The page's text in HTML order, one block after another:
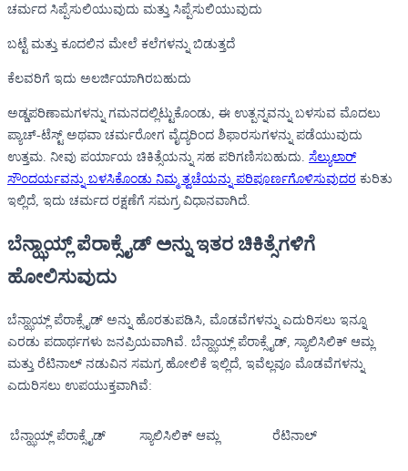
ಚರ್ಮದ ಸಿಪ್ಪೆಸುಲಿಯುವುದು ಮತ್ತು ಸಿಪ್ಪೆಸುಲಿಯುವುದು
ಬಟ್ಟೆ ಮತ್ತು ಕೂದಲಿನ ಮೇಲೆ ಕಲೆಗಳನ್ನು ಬಿಡುತ್ತದೆ
ಕೆಲವರಿಗೆ ಇದು ಅಲರ್ಜಿಯಾಗಿರಬಹುದು
ಅಡ್ಡಪರಿಣಾಮಗಳನ್ನು ಗಮನದಲ್ಲಿಟ್ಟುಕೊಂಡು, ಈ ಉತ್ಪನ್ನವನ್ನು ಬಳಸುವ ಮೊದಲು
ಪ್ಯಾಚ್-ಟೆಸ್ಟ್ ಅಥವಾ ಚರ್ಮರೋಗ ವೈದ್ಯರಿಂದ ಶಿಫಾರಸುಗಳನ್ನು ಪಡೆಯುವುದು
ಉತ್ತಮ. ನೀವು ಪರ್ಯಾಯ ಚಿಕಿತ್ಸೆಯನ್ನು ಸಹ ಪರಿಗಣಿಸಬಹುದು. ಸೆಲ್ಯುಲಾರ್
ಸೌಂದರ್ಯವನ್ನು ಬಳಸಿಕೊಂಡು ನಿಮ್ಮ ತ್ವಚೆಯನ್ನು ಪರಿಪೂರ್ಣಗೊಳಿಸುವುದರ ಕುರಿತು
ಇಲ್ಲಿದೆ, ಇದು ಚರ್ಮದ ರಕ್ಷಣೆಗೆ ಸಮಗ್ರ ವಿಧಾನವಾಗಿದೆ.
ಬೆನ್ಝಾಯ್ಲ್ ಪೆರಾಕ್ಸೈಡ್ ಅನ್ನು ಇತರ ಚಿಕಿತ್ಸೆಗಳಿಗೆ
ಹೋಲಿಸುವುದು
ಬೆನ್ಝಾಯ್ಲ್ ಪೆರಾಕ್ಸೈಡ್ ಅನ್ನು ಹೊರತುಪಡಿಸಿ, ಮೊಡವೆಗಳನ್ನು ಎದುರಿಸಲು ಇನ್ನೂ
ಎರಡು ಪದಾರ್ಥಗಳು ಜನಪ್ರಿಯವಾಗಿವೆ. ಬೆನ್ಝಾಯ್ಲ್ ಪೆರಾಕ್ಸೈಡ್, ಸ್ಯಾಲಿಸಿಲಿಕ್ ಆಮ್ಲ
ಮತ್ತು ರೆಟಿನಾಲ್ ನಡುವಿನ ಸಮಗ್ರ ಹೋಲಿಕೆ ಇಲ್ಲಿದೆ, ಇವೆಲ್ಲವೂ ಮೊಡವೆಗಳನ್ನು
ಎದುರಿಸಲು ಉಪಯುಕ್ತವಾಗಿವೆ:
ಬೆನ್ಝಾಯ್ಲ್ ಪೆರಾಕ್ಸೈಡ್ ಸ್ಯಾಲಿಸಿಲಿಕ್ ಆಮ್ಲ ರೆಟಿನಾಲ್